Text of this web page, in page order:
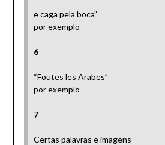
e caga pela boca”
por exemplo
6
“Foutes les Arabes”
por exemplo
7
Certas palavras e imagens